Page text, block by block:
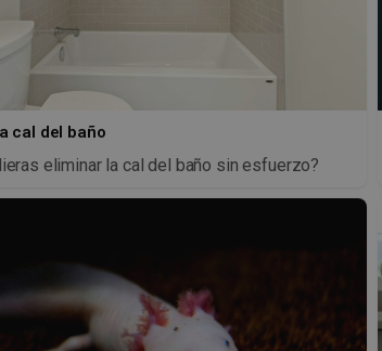
cal del baño
eliminar la cal del baño sin esfuerzo?